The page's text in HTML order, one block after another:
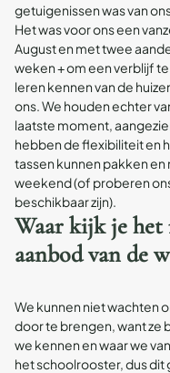
getuigenissen was van
Het was voor ons een
August en met twee
weken + om een verblijf
leren kennen van de
ons. We houden echter
laatste moment,
hebben de flexibiliteit en
tassen kunnen pakken en
weekend (of proberen
beschikbaar zijn).
Waar kijk je het
aanbod van de
We kunnen niet wachten
door te brengen, want ze
we kennen en waar we
het schoolrooster, dus dit